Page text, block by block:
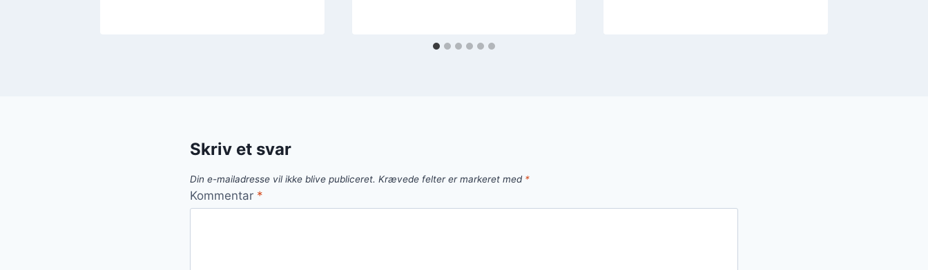
Skriv et svar
Din e-mailadresse vil ikke blive publiceret. Krævede felter er markeret med *
Kommentar *